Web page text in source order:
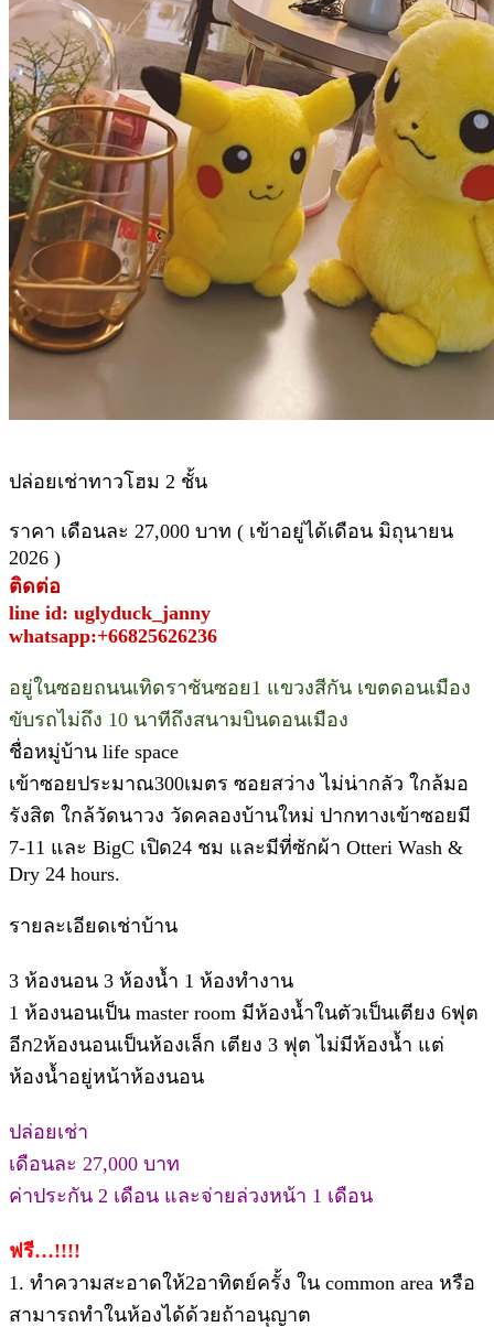
ปล่อยเช่าทาวโฮม 2 ชั้น
ราคา เดือนละ 27,000 บาท ( เข้าอยู่ได้เดือน มิถุนายน
2026 )
ติดต่อ
line id: uglyduck_janny
whatsapp:+66825626236
อยู่ในซอยถนนเทิดราชันซอย1 แขวงสีกัน เขตดอนเมือง
ขับรถไม่ถึง 10 นาทีถึงสนามบินดอนเมือง
ชื่อหมู่บ้าน life space
เข้าซอยประมาณ300เมตร ซอยสว่าง ไม่น่ากลัว ใกล้มอ
รังสิต ใกล้วัดนาวง วัดคลองบ้านใหม่ ปากทางเข้าซอยมี
7-11 และ BigC เปิด24 ชม และมีที่ซักผ้า Otteri Wash &
Dry 24 hours.
รายละเอียดเช่าบ้าน
3 ห้องนอน 3 ห้องน้ำ 1 ห้องทำงาน
1 ห้องนอนเป็น master room มีห้องน้ำในตัวเป็นเตียง 6ฟุต
อีก2ห้องนอนเป็นห้องเล็ก เตียง 3 ฟุต ไม่มีห้องน้ำ แต่
ห้องน้ำอยู่หน้าห้องนอน
ปล่อยเช่า
เดือนละ 27,000 บาท
ค่าประกัน 2 เดือน และจ่ายล่วงหน้า 1 เดือน
ฟรี…!!!!
1. ทำความสะอาดให้2อาทิตย์ครั้ง ใน common area หรือ
สามารถทำในห้องได้ด้วยถ้าอนุญาต